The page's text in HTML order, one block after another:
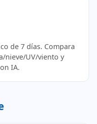
de 7 días. Compara
nieve/UV/viento y
IA.